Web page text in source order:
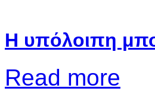
Η υπόλοιπη
Read more